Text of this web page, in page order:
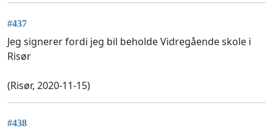
#437
Jeg signerer fordi jeg bil beholde Vidregående skole i
Risør
(Risør, 2020-11-15)
#438